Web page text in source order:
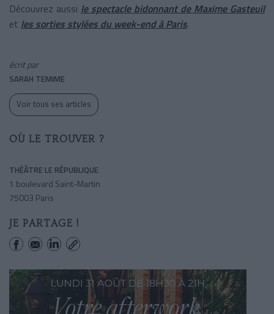
Découvrez aussi le spectacle bidonnant de Maxime Gasteuil
et les sorties stylées du week-end à Paris.
écrit par
SARAH TEMIME
Voir tous ses articles
OÙ LE TROUVER ?
THÉÂTRE LE RÉPUBLIQUE
1 boulevard Saint-Martin
75003 Paris
JE PARTAGE !